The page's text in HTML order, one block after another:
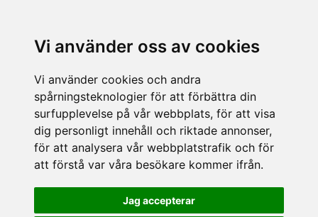
Vi använder oss av cookies
Vi använder cookies och andra
spårningsteknologier för att förbättra din
surfupplevelse på vår webbplats, för att visa
dig personligt innehåll och riktade annonser,
för att analysera vår webbplatstrafik och för
att förstå var våra besökare kommer ifrån.
Jag accepterar